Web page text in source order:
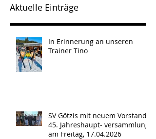
Aktuelle Einträge
In Erinnerung an unseren
Trainer Tino
SV Götzis mit neuem Vorstand -
45. Jahreshaupt- versammlung
am Freitag, 17.04.2026